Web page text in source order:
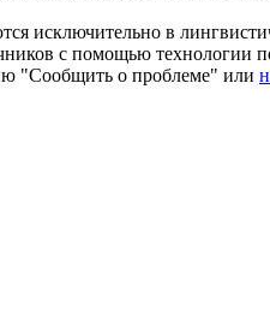
исключительно в
с помощью
"Сообщить о проблеме" или